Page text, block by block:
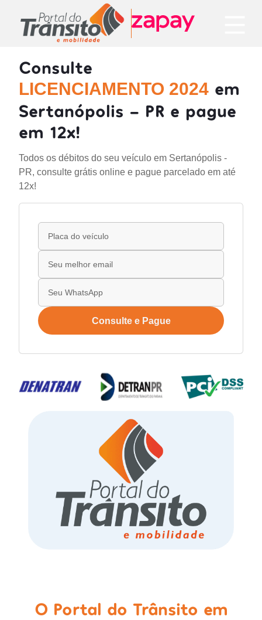
Consulte
LICENCIAMENTO 2024 em
Sertanópolis - PR e pague
em 12x!
Todos os débitos do seu veículo em Sertanópolis -
PR, consulte grátis online e pague parcelado em até
12x!
Consulte e Pague
O Portal do Trânsito em